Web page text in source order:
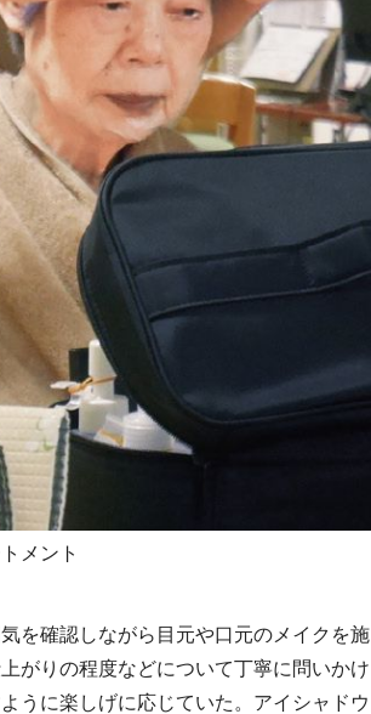
メント
を確認しながら目元や口元のメイクを施
がりの程度などについて丁寧に問いかけ
うに楽しげに応じていた。アイシャドウ